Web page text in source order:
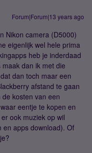
Forum|Forum|13 years ago
Nikon camera (D5000)
eigenlijk wel hele prima
heb je inderdaad
dan ik met die
dan toch maar een
afstand te gaan
kosten van een
eentje te kopen en
ook muziek op wil
en apps download). Of